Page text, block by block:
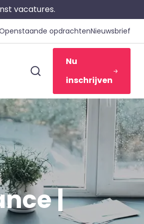
vacatures.
opdrachtenNieuwsbrief
Nu
inschrijven
|